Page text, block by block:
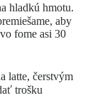
hladkú hmotu.
aby
fome asi 30
latte, čerstvým
trošku